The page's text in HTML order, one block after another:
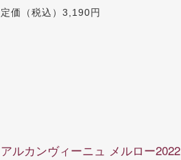
定価（税込）3,190円
アルカンヴィーニュ メルロー2022